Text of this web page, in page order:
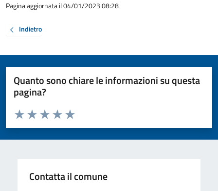
Pagina aggiornata il 04/01/2023 08:28
Indietro
Quanto sono chiare le informazioni su questa
pagina?
Valuta da 1 a 5 stelle la pagina
Valuta 5 stelle su 5
Valuta 4 stelle su 5
Valuta 3 stelle su 5
Valuta 2 stelle su 5
Valuta 1 stelle su 5
Contatta il comune